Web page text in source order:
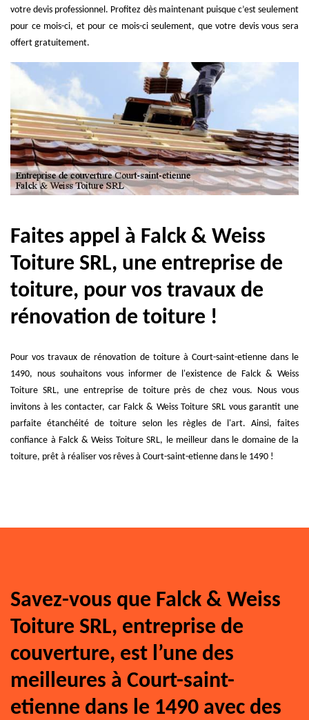
votre devis professionnel. Profitez dès maintenant puisque c’est seulement
pour ce mois-ci, et pour ce mois-ci seulement, que votre devis vous sera
offert gratuitement.
Faites appel à Falck & Weiss
Toiture SRL, une entreprise de
toiture, pour vos travaux de
rénovation de toiture !
Pour vos travaux de rénovation de toiture à Court-saint-etienne dans le
1490, nous souhaitons vous informer de l'existence de Falck & Weiss
Toiture SRL, une entreprise de toiture près de chez vous. Nous vous
invitons à les contacter, car Falck & Weiss Toiture SRL vous garantit une
parfaite étanchéité de toiture selon les règles de l'art. Ainsi, faites
confiance à Falck & Weiss Toiture SRL, le meilleur dans le domaine de la
toiture, prêt à réaliser vos rêves à Court-saint-etienne dans le 1490 !
Savez-vous que Falck & Weiss
Toiture SRL, entreprise de
couverture, est l’une des
meilleures à Court-saint-
etienne dans le 1490 avec des